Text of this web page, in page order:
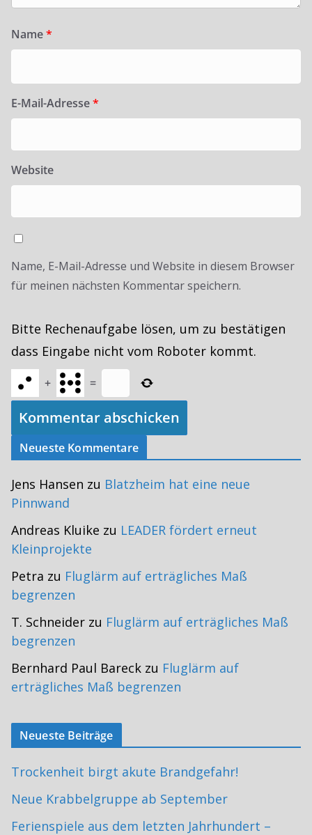
Name*
E-Mail-Adresse*
Website
Name, E-Mail-Adresse und Website in diesem Browser
für meinen nächsten Kommentar speichern.
Bitte Rechenaufgabe lösen, um zu bestätigen
dass Eingabe nicht vom Roboter kommt.
+ =
Neueste Kommentare
Jens Hansen zu Blatzheim hat eine neue
Pinnwand
Andreas Kluike zu LEADER fördert erneut
Kleinprojekte
Petra zu Fluglärm auf erträgliches Maß
begrenzen
T. Schneider zu Fluglärm auf erträgliches Maß
begrenzen
Bernhard Paul Bareck zu Fluglärm auf
erträgliches Maß begrenzen
Neueste Beiträge
Trockenheit birgt akute Brandgefahr!
Neue Krabbelgruppe ab September
Ferienspiele aus dem letzten Jahrhundert –